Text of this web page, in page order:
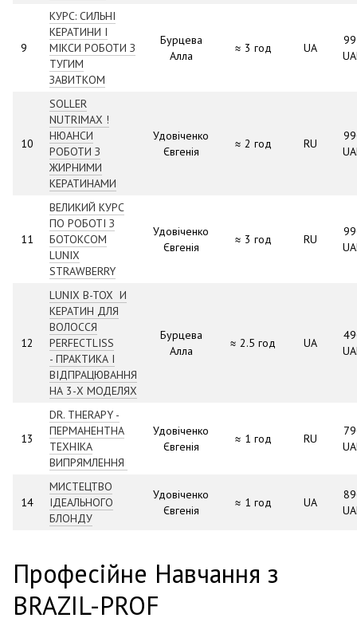
9
КУРС: CИЛЬНІ
КЕРАТИНИ І
МІКСИ РОБОТИ З
ТУГИМ
ЗАВИТКОМ
Бурцева
Алла
≈ 3 год UA
10
SOLLER
NUTRIMAX !
НЮАНСИ
РОБОТИ З
ЖИРНИМИ
КЕРАТИНАМИ
Удовіченко
Євгенія
≈ 2 год RU
11
ВЕЛИКИЙ КУРС
ПО РОБОТІ З
БОТОКСОМ
LUNIX
STRAWBERRY
Удовіченко
Євгенія
≈ 3 год RU
12
LUNIX B-TOX И
КЕРАТИН ДЛЯ
ВОЛОССЯ
PERFECTLISS
- ПРАКТИКА І
ВІДПРАЦЮВАННЯ
НА 3-Х МОДЕЛЯХ
Бурцева
Алла
≈ 2.5 год UA
13
DR. THERAPY -
ПЕРМАНЕНТНА
ТЕХНІКА
ВИПРЯМЛЕННЯ
Удовіченко
Євгенія
≈ 1 год RU
14
МИСТЕЦТВО
ІДЕАЛЬНОГО
БЛОНДУ
Удовіченко
Євгенія
≈ 1 год UA